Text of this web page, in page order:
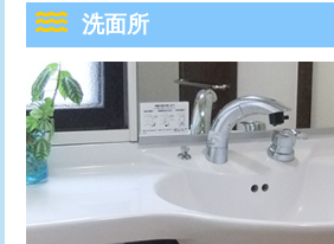
追加人工
廃棄・処分
※給水管工事は20mmまでの価格です。
給水管工事※（土の掘削・埋め戻し作
業)
給水管工事※（塩ビ管（VP・HI）使
用/3ｍまで)
給水管工事※（塩ビ管（VP・HI）使
用（追加）/3ｍ超え)
トーラー機使用/3mまで
追加トーラー機使用/3m超え
カメラ調査
桝清掃
止水・漏水調査・防水処理・清掃・修
洗面所